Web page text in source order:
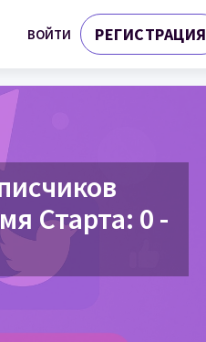
ВОЙТИ РЕГИСТРАЦИЯ
Старта: 0 -